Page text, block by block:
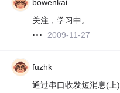
bowenkai
关注，学习中。
2009-11-27
fuzhk
通过串口收发短消息(上)